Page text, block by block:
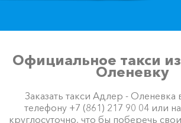
Официальное такси
Оленевку
Заказать такси Адлер -
телефону +7 (861) 217 90 04 или
круглосуточно, что бы поберечь